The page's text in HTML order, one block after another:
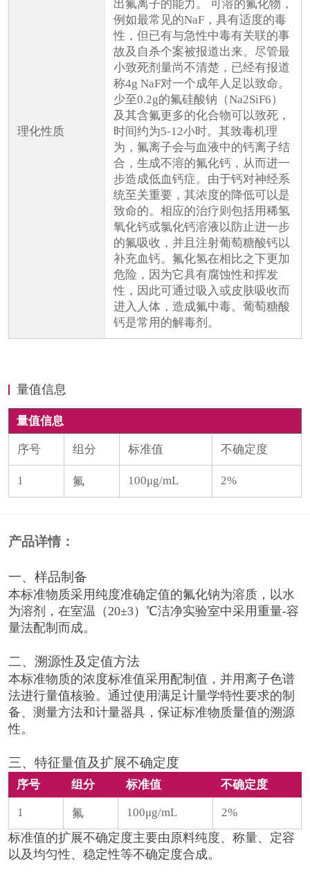
理化性质
出氟离子的能力。 可溶的氟化物，
例如最常见的NaF，具有适度的毒
性，但已有与急性中毒有关联的事
故及自杀个案被报道出来。尽管最
小致死剂量尚不清楚，已经有报道
称4g NaF对一个成年人足以致命。
少至0.2g的氟硅酸钠（Na2SiF6）
及其含氟更多的化合物可以致死，
时间约为5-12小时。其致毒机理
为，氟离子会与血液中的钙离子结
合，生成不溶的氟化钙，从而进一
步造成低血钙症。由于钙对神经系
统至关重要，其浓度的降低可以是
致命的。相应的治疗则包括用稀氢
氧化钙或氯化钙溶液以防止进一步
的氟吸收，并且注射葡萄糖酸钙以
补充血钙。氟化氢在相比之下更加
危险，因为它具有腐蚀性和挥发
性，因此可通过吸入或皮肤吸收而
进入人体，造成氟中毒。葡萄糖酸
钙是常用的解毒剂。
量值信息
量值信息
序号 组分 标准值 不确定度
1 氟 100μg/mL 2%
产品详情：
一、样品制备
本标准物质采用纯度准确定值的氟化钠为溶质，以水
为溶剂，在室温（20±3）℃洁净实验室中采用重量-容
量法配制而成。
二、溯源性及定值方法
本标准物质的浓度标准值采用配制值，并用离子色谱
法进行量值核验。通过使用满足计量学特性要求的制
备、测量方法和计量器具，保证标准物质量值的溯源
性。
三、特征量值及扩展不确定度
序号 组分 标准值 不确定度
1 氟 100μg/mL 2%
标准值的扩展不确定度主要由原料纯度、称量、定容
以及均匀性、稳定性等不确定度合成。